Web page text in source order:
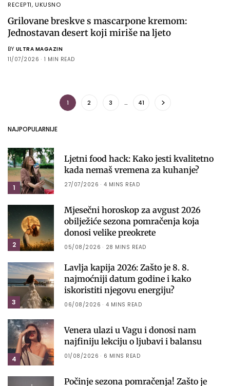
RECEPTI, UKUSNO
Grilovane breskve s mascarpone kremom:
Jednostavan desert koji miriše na ljeto
BY ULTRA MAGAZIN
11/07/2026
1 MIN READ
1 2 3 … 41
NAJPOPULARNIJE
1
Ljetni food hack: Kako jesti kvalitetno
kada nemaš vremena za kuhanje?
27/07/2026 4 MINS READ
2
Mjesečni horoskop za avgust 2026
obilježiće sezona pomračenja koja
donosi velike preokrete
05/08/2026 28 MINS READ
3
Lavlja kapija 2026: Zašto je 8. 8.
najmoćniji datum godine i kako
iskoristiti njegovu energiju?
06/08/2026 4 MINS READ
4
Venera ulazi u Vagu i donosi nam
najfiniju lekciju o ljubavi i balansu
01/08/2026 6 MINS READ
Počinje sezona pomračenja! Zašto je